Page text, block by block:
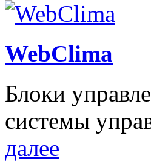
WebClima
Блоки
системы
далее